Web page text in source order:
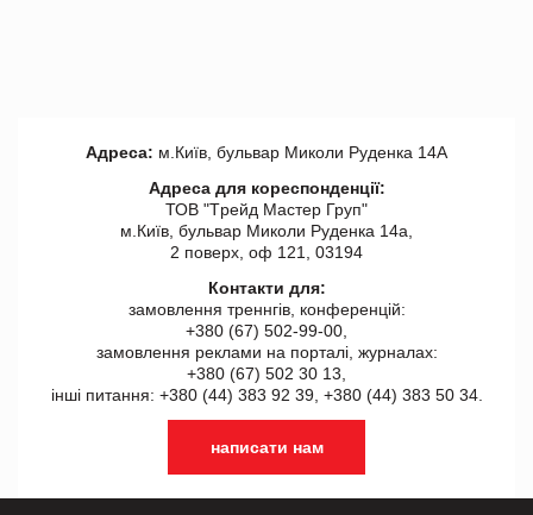
Адреса: м.Київ, бульвар Миколи Руденка 14А
Адреса для кореспонденції:
ТОВ "Tрейд Мастер Груп"
м.Київ, бульвар Миколи Руденка 14а,
2 поверх, оф 121, 03194
Контакти для:
замовлення треннгів, конференцій:
+380 (67) 502-99-00,
замовлення реклами на порталі, журналах:
+380 (67) 502 30 13,
інші питання: +380 (44) 383 92 39, +380 (44) 383 50 34.
написати нам